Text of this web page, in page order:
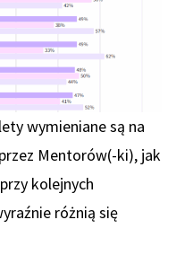
wymieniane są na
Mentorów(-ki), jak
kolejnych
różnią się